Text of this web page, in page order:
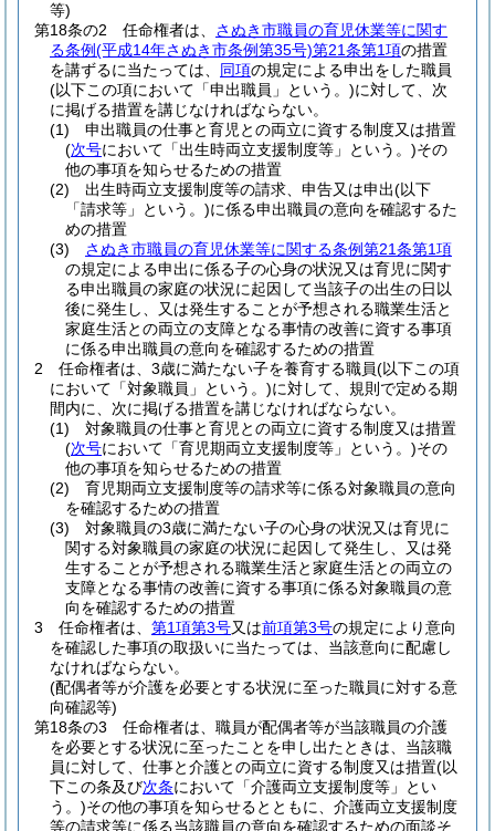
等)
第18条の2
任命権者は、 さぬき市職員の育児休業等に関す
る条例(平成14年さぬき市条例第35号)第21条第1項の措置
を講ずるに当たっては、 同項の規定による申出をした職員
(以下この項において「申出職員」という。)に対して、次
に掲げる措置を講じなければならない。
(1)
申出職員の仕事と育児との両立に資する制度又は措置
(次号において「出生時両立支援制度等」という。)その
他の事項を知らせるための措置
(2)
出生時両立支援制度等の請求、申告又は申出(以下
「請求等」という。)に係る申出職員の意向を確認するた
めの措置
(3)
さぬき市職員の育児休業等に関する条例第21条第1項
の規定による申出に係る子の心身の状況又は育児に関す
る申出職員の家庭の状況に起因して当該子の出生の日以
後に発生し、又は発生することが予想される職業生活と
家庭生活との両立の支障となる事情の改善に資する事項
に係る申出職員の意向を確認するための措置
2
任命権者は、3歳に満たない子を養育する職員(以下この項
において「対象職員」という。)に対して、規則で定める期
間内に、次に掲げる措置を講じなければならない。
(1)
対象職員の仕事と育児との両立に資する制度又は措置
(次号において「育児期両立支援制度等」という。)その
他の事項を知らせるための措置
(2)
育児期両立支援制度等の請求等に係る対象職員の意向
を確認するための措置
(3)
対象職員の3歳に満たない子の心身の状況又は育児に
関する対象職員の家庭の状況に起因して発生し、又は発
生することが予想される職業生活と家庭生活との両立の
支障となる事情の改善に資する事項に係る対象職員の意
向を確認するための措置
3
任命権者は、 第1項第3号又は前項第3号の規定により意向
を確認した事項の取扱いに当たっては、当該意向に配慮し
なければならない。
(配偶者等が介護を必要とする状況に至った職員に対する意
向確認等)
第18条の3
任命権者は、職員が配偶者等が当該職員の介護
を必要とする状況に至ったことを申し出たときは、当該職
員に対して、仕事と介護との両立に資する制度又は措置(以
下この条及び次条において「介護両立支援制度等」とい
う。)その他の事項を知らせるとともに、介護両立支援制度
等の請求等に係る当該職員の意向を確認するための面談そ